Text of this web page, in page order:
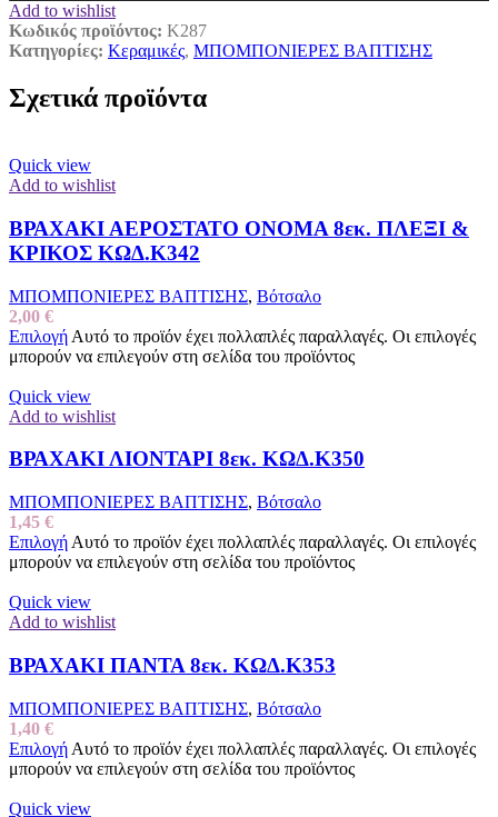
Add to wishlist
Κωδικός προϊόντος: Κ287
Κατηγορίες: Κεραμικές, ΜΠΟΜΠΟΝΙΕΡΕΣ ΒΑΠΤΙΣΗΣ
Σχετικά προϊόντα
Quick view
Add to wishlist
ΒΡΑΧΑΚΙ ΑΕΡΟΣΤΑΤΟ ΟΝΟΜΑ 8εκ. ΠΛΕΞΙ &
ΚΡΙΚΟΣ ΚΩΔ.Κ342
ΜΠΟΜΠΟΝΙΕΡΕΣ ΒΑΠΤΙΣΗΣ, Βότσαλο
2,00 €
Επιλογή Αυτό το προϊόν έχει πολλαπλές παραλλαγές. Οι επιλογές
μπορούν να επιλεγούν στη σελίδα του προϊόντος
Quick view
Add to wishlist
ΒΡΑΧΑΚΙ ΛΙΟΝΤΑΡΙ 8εκ. ΚΩΔ.Κ350
ΜΠΟΜΠΟΝΙΕΡΕΣ ΒΑΠΤΙΣΗΣ, Βότσαλο
1,45 €
Επιλογή Αυτό το προϊόν έχει πολλαπλές παραλλαγές. Οι επιλογές
μπορούν να επιλεγούν στη σελίδα του προϊόντος
Quick view
Add to wishlist
ΒΡΑΧΑΚΙ ΠΑΝΤΑ 8εκ. ΚΩΔ.Κ353
ΜΠΟΜΠΟΝΙΕΡΕΣ ΒΑΠΤΙΣΗΣ, Βότσαλο
1,40 €
Επιλογή Αυτό το προϊόν έχει πολλαπλές παραλλαγές. Οι επιλογές
μπορούν να επιλεγούν στη σελίδα του προϊόντος
Quick view